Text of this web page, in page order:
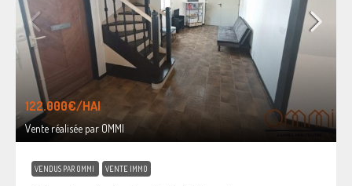
122.000€/HAI
Vente réalisée par OMMI
VENDUS PAR OMMI VENTE IMMO